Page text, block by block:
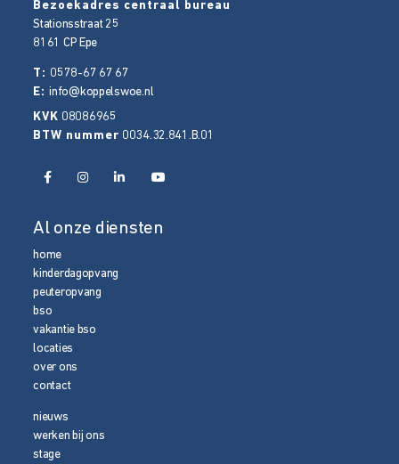
Bezoekadres centraal bureau
Stationsstraat 25
8161 CP Epe
T: 0578-67 67 67
E:info@koppelswoe.nl
KVK 08086965
BTW nummer 0034.32.841.B.01
Al onze diensten
home
kinderdagopvang
peuteropvang
bso
vakantie bso
locaties
over ons
contact
nieuws
werken bij ons
stage